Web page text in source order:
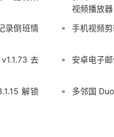
视频播放器
录倒班情
手机视频
去
安卓电子
解锁
多邻国